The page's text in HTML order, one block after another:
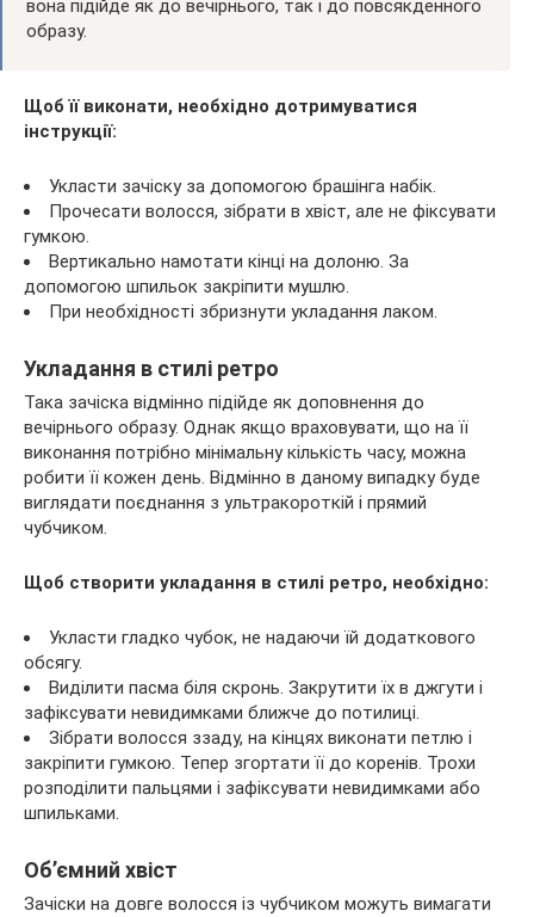
вона підійде як до вечірнього, так і до повсякденного
образу.
Щоб її виконати, необхідно дотримуватися
інструкції:
Укласти зачіску за допомогою брашінга набік.
Прочесати волосся, зібрати в хвіст, але не фіксувати
гумкою.
Вертикально намотати кінці на долоню. За
допомогою шпильок закріпити мушлю.
При необхідності збризнути укладання лаком.
Укладання в стилі ретро
Така зачіска відмінно підійде як доповнення до
вечірнього образу. Однак якщо враховувати, що на її
виконання потрібно мінімальну кількість часу, можна
робити її кожен день. Відмінно в даному випадку буде
виглядати поєднання з ультракороткій і прямий
чубчиком.
Щоб створити укладання в стилі ретро, необхідно:
Укласти гладко чубок, не надаючи їй додаткового
обсягу.
Виділити пасма біля скронь. Закрутити їх в джгути і
зафіксувати невидимками ближче до потилиці.
Зібрати волосся ззаду, на кінцях виконати петлю і
закріпити гумкою. Тепер згортати її до коренів. Трохи
розподілити пальцями і зафіксувати невидимками або
шпильками.
Об’ємний хвіст
Зачіски на довге волосся із чубчиком можуть вимагати